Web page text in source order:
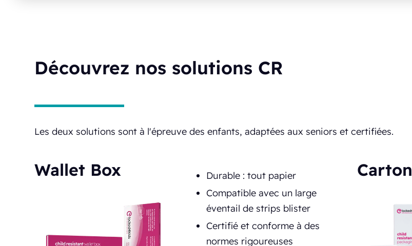
Découvrez nos solutions CR
Les deux solutions sont à l'épreuve des enfants, adaptées aux seniors et certifiées.
Wallet Box
Durable : tout papier
Compatible avec un large
éventail de strips blister
Certifié et conforme à des
normes rigoureuses
Carton